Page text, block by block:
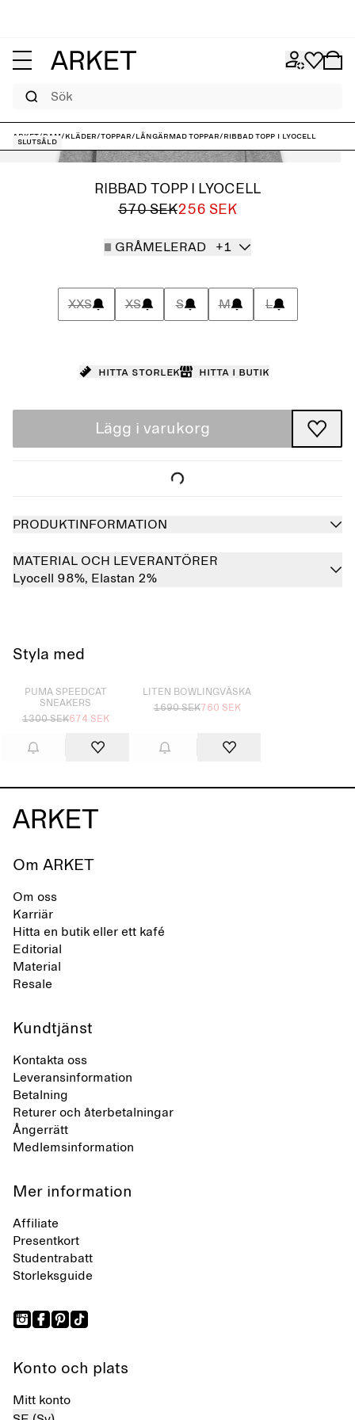
ARKET/Dam/Kläder/Toppar/Långärmad toppar/Ribbad topp i lyocell
Slutsåld
RIBBAD TOPP I LYOCELL
570 SEK256 SEK
GRÅMELERAD +1
XXS XS S M L
Hitta storlek Hitta i butik
Lägg i varukorg
PRODUKTINFORMATION
MATERIAL OCH LEVERANTÖRER
Lyocell 98%, Elastan 2%
Styla med
Slutsåld
PUMA SPEEDCAT
SNEAKERS
1300 SEK674 SEK
LITEN BOWLINGVÄSKA
1690 SEK760 SEK
Om ARKET
Om oss
Karriär
Hitta en butik eller ett kafé
Editorial
Material
Resale
Kundtjänst
Kontakta oss
Leveransinformation
Betalning
Returer och återbetalningar
Ångerrätt
Medlemsinformation
Mer information
Affiliate
Presentkort
Studentrabatt
Storleksguide
Konto och plats
Mitt konto